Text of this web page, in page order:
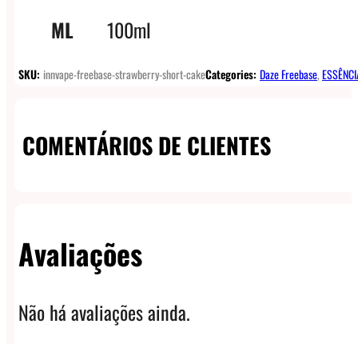
ML 100ml
SKU: innvape-freebase-strawberry-short-cakeCategories: Daze Freebase,
COMENTÁRIOS DE CLIENTES
Avaliações
Não há avaliações ainda.